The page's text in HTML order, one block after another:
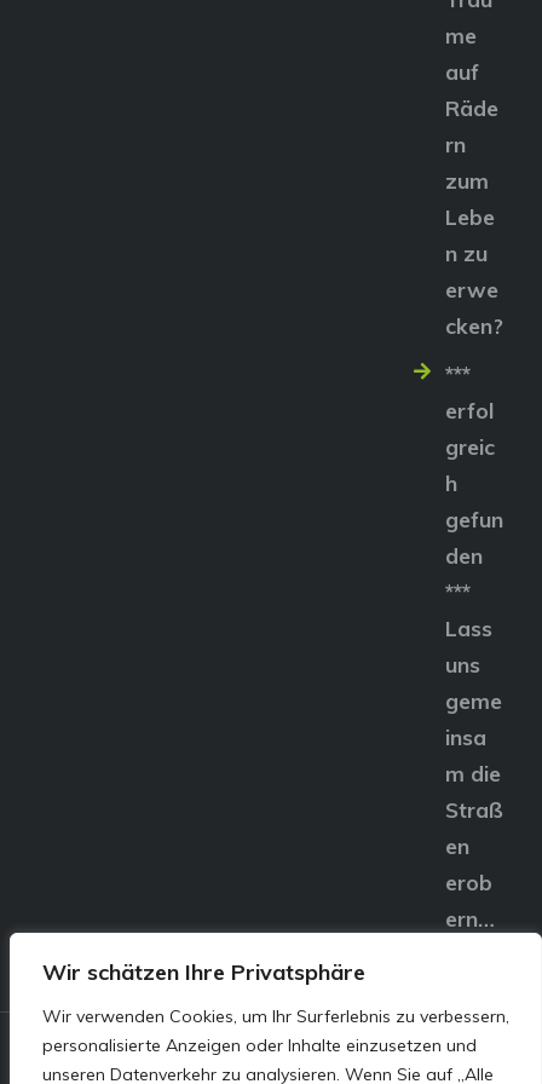
Wir schätzen Ihre Privatsphäre
Wir verwenden Cookies, um Ihr Surferlebnis zu verbessern,
personalisierte Anzeigen oder Inhalte einzusetzen und
unseren Datenverkehr zu analysieren. Wenn Sie auf „Alle
me
auf
Räde
rn
zum
Lebe
n zu
erwe
cken?
***
erfol
greic
h
gefun
den
***
Lass
uns
geme
insa
m die
Straß
en
erob
ern…
© E&S Motors GmbH,